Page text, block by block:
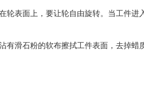
表面上，要让轮自由旋转。当工件进
滑石粉的软布擦拭工件表面，去掉蜡